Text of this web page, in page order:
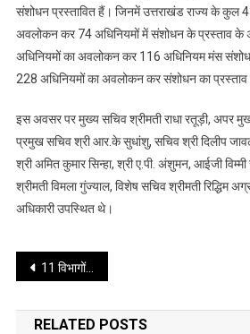
संशोधन प्रस्तावित हैं। जिनमें उत्तराखंड राज्य के कुल
अवलोकन कर 74 अधिनियमों में संशोधन के प्रस्ताव के
अधिनियमों का अवलोकन कर 116 अधिनियम मंस
228 अधिनियमों का अवलोकन कर संशोधन का प्रस्ताव
इस अवसर पर मुख्य सचिव श्रीमती राधा रतूड़ी, अपर
प्रमुख सचिव श्री आर.के सुधांशु, सचिव श्री दिलीप
श्री अमित कुमार सिन्हा, श्री ए.पी. अंशुमन, आईजी
श्रीमती विमला गुंज्याल, विशेष सचिव श्रीमती रिद्धिम
अधिकारी उपस्थित थे।
Post
navigation
11 विभागों में 165 सहायक अभियंताओं और ऑडिट विभाग में 05 कनिष्ठ सहायकों को दी गई नियुक्ति
RELATED POSTS